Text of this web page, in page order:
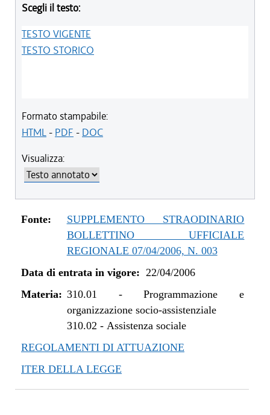
Scegli il testo:
TESTO VIGENTE
TESTO STORICO
Formato stampabile:
HTML- PDF - DOC
Visualizza:
Fonte:
SUPPLEMENTO STRAODINARIO
BOLLETTINO UFFICIALE
REGIONALE 07/04/2006, N. 003
Data di entrata in vigore: 22/04/2006
Materia: 310.01 -Programmazione e
organizzazione socio-assistenziale
310.02 - Assistenza sociale
REGOLAMENTI DI ATTUAZIONE
ITER DELLA LEGGE